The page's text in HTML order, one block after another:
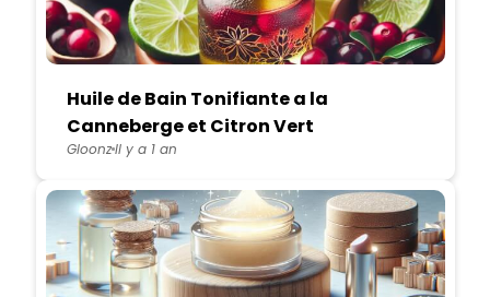
Huile de Bain Tonifiante a la
Canneberge et Citron Vert
GloonzIl y a 1 an